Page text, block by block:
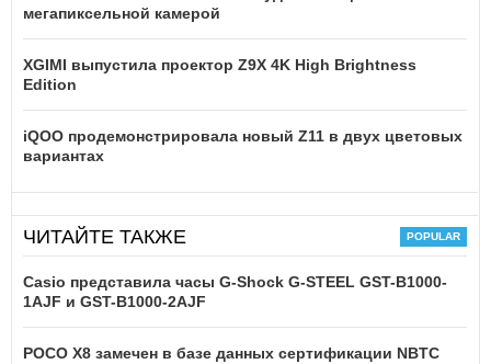
мегапиксельной камерой
XGIMI выпустила проектор Z9X 4K High Brightness
Edition
iQOO продемонстрировала новый Z11 в двух цветовых
вариантах
ЧИТАЙТЕ ТАКЖЕ
Casio представила часы G-Shock G-STEEL GST-B1000-
1AJF и GST-B1000-2AJF
POCO X8 замечен в базе данных сертификации NBTC